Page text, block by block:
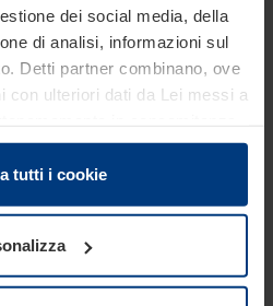
dei social media, della
di analisi, informazioni sul
Detti partner combinano, ove
con ulteriori dati da Lei messi a
offerti.
autorizzano a salvare i cookie
casi in cui essi sono
cookie, necessitiamo del Suo
facoltà di modificare o
tutti i cookie